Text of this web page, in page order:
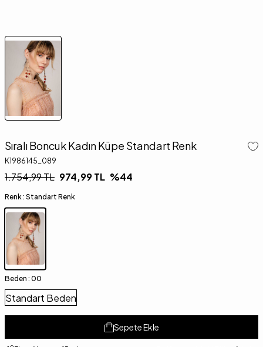
Sıralı Boncuk Kadın Küpe Standart Renk
K1986145_089
1.754,99TL 974,99TL %44
Renk : Standart Renk
Beden : 00
Standart Beden
Sepete Ekle